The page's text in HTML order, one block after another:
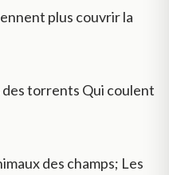
plus couvrir la
des torrents Qui coulent
des champs; Les